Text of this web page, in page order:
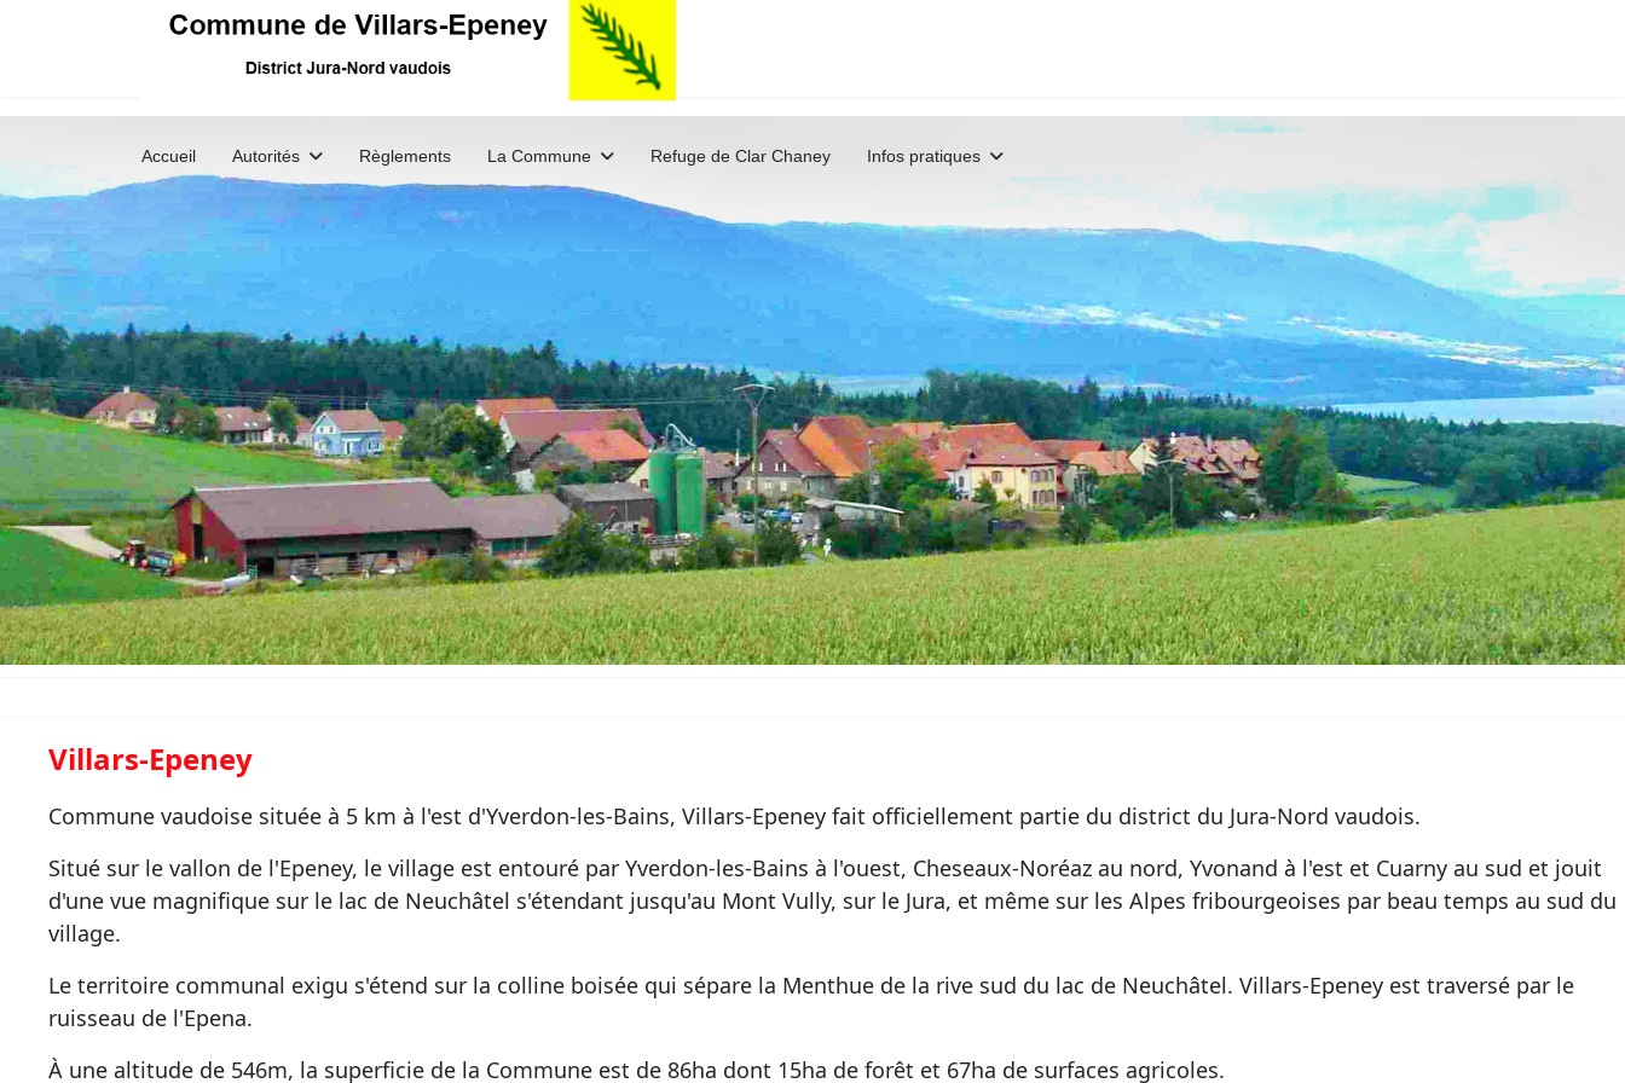
Accueil Autorités Règlements La Commune Refuge de Clar Chaney Infos pratiques
Villars-Epeney
Commune vaudoise située à 5 km à l'est d'Yverdon-les-Bains, Villars-Epeney fait officiellement partie du district du Jura-Nord vaudois.
Situé sur le vallon de l'Epeney, le village est entouré par Yverdon-les-Bains à l'ouest, Cheseaux-Noréaz au nord, Yvonand à l'est et Cuarny au sud et jouit
d'une vue magnifique sur le lac de Neuchâtel s'étendant jusqu'au Mont Vully, sur le Jura, et même sur les Alpes fribourgeoises par beau temps au sud du
village.
Le territoire communal exigu s'étend sur la colline boisée qui sépare la Menthue de la rive sud du lac de Neuchâtel. Villars-Epeney est traversé par le
ruisseau de l'Epena.
À une altitude de 546m, la superficie de la Commune est de 86ha dont 15ha de forêt et 67ha de surfaces agricoles.